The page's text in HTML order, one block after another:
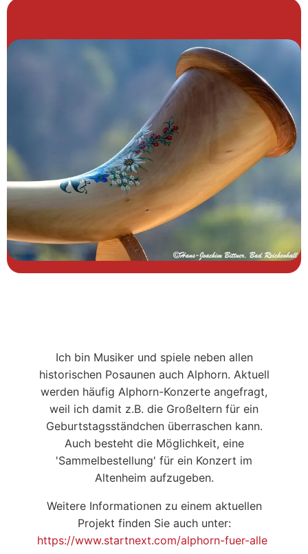
Ich bin Musiker und spiele neben allen
historischen Posaunen auch Alphorn. Aktuell
werden häufig Alphorn-Konzerte angefragt,
weil ich damit z.B. die Großeltern für ein
Geburtstagsständchen überraschen kann.
Auch besteht die Möglichkeit, eine
'Sammelbestellung' für ein Konzert im
Altenheim aufzugeben.
Weitere Informationen zu einem aktuellen
Projekt finden Sie auch unter:
https://www.startnext.com/alphorn-fuer-alle